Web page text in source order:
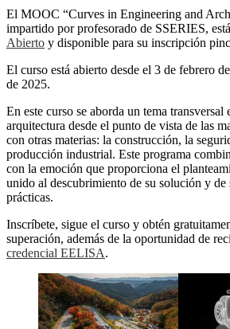
El MOOC “Curves in Engineering and
impartido por profesorado de SSERIES,
Abierto y disponible para su inscripción
El curso está abierto desde el 3 de febrero
de 2025.
En este curso se aborda un tema transversal
arquitectura desde el punto de vista de las
con otras materias: la construcción, la
producción industrial. Este programa
con la emoción que proporciona el
unido al descubrimiento de su solución y de
prácticas.
Inscríbete, sigue el curso y obtén
superación, además de la oportunidad de
credencial EELISA.